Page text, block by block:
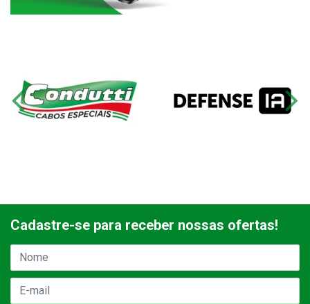
Cadastre-se para receber nossas ofertas!